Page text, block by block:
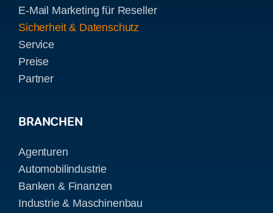
E-Mail Marketing für Reseller
Sicherheit & Datenschutz
Service
Preise
Partner
BRANCHEN
Agenturen
Automobilindustrie
Banken & Finanzen
Industrie & Maschinenbau